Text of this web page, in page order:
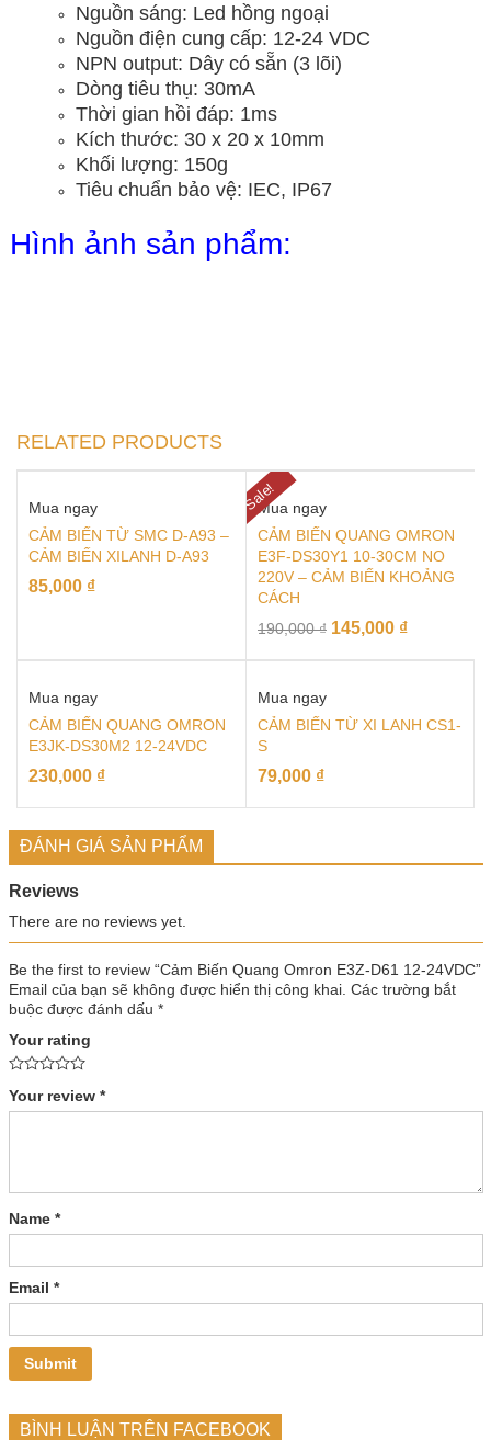
Nguồn sáng: Led hồng ngoại
Nguồn điện cung cấp: 12-24 VDC
NPN output: Dây có sẵn (3 lõi)
Dòng tiêu thụ: 30mA
Thời gian hồi đáp: 1ms
Kích thước: 30 x 20 x 10mm
Khối lượng: 150g
Tiêu chuẩn bảo vệ: IEC, IP67
Hình ảnh sản phẩm:
RELATED PRODUCTS
Mua ngay
CẢM BIẾN TỪ SMC D-A93 –
CẢM BIẾN XILANH D-A93
85,000 ₫
Sale!
Mua ngay
CẢM BIẾN QUANG OMRON
E3F-DS30Y1 10-30CM NO
220V – CẢM BIẾN KHOẢNG
CÁCH
190,000₫ 145,000 ₫
Mua ngay
CẢM BIẾN QUANG OMRON
E3JK-DS30M2 12-24VDC
230,000 ₫
Mua ngay
CẢM BIẾN TỪ XI LANH CS1-
S
79,000 ₫
ĐÁNH GIÁ SẢN PHẨM
Reviews
There are no reviews yet.
Be the first to review “Cảm Biến Quang Omron E3Z-D61 12-24VDC”
Email của bạn sẽ không được hiển thị công khai. Các trường bắt
buộc được đánh dấu *
Your rating
Your review *
Name *
Email *
BÌNH LUẬN TRÊN FACEBOOK